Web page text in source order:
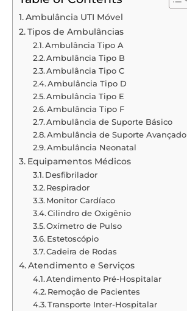
Ambulância UTI Móvel
Tipos de Ambulâncias
Ambulância Tipo A
Ambulância Tipo B
Ambulância Tipo C
Ambulância Tipo D
Ambulância Tipo E
Ambulância Tipo F
Ambulância de Suporte Básico
Ambulância de Suporte Avançado
Ambulância Neonatal
Equipamentos Médicos
Desfibrilador
Respirador
Monitor Cardíaco
Cilindro de Oxigênio
Oxímetro de Pulso
Estetoscópio
Cadeira de Rodas
Atendimento e Serviços
Atendimento Pré-Hospitalar
Remoção de Pacientes
Transporte Inter-Hospitalar